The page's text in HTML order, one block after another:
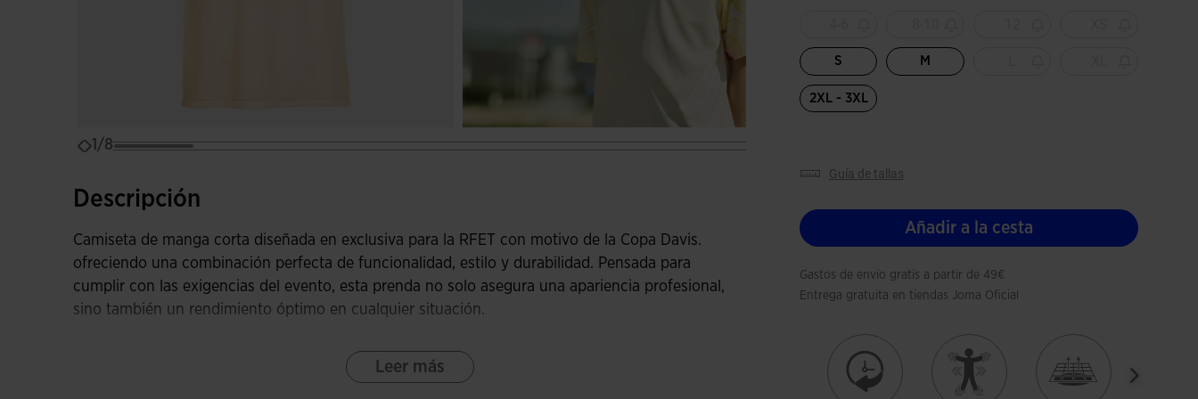
1/8
Descripción
Camiseta de manga corta diseñada en exclusiva para la RFET con motivo de la Copa Davis.
ofreciendo una combinación perfecta de funcionalidad, estilo y durabilidad. Pensada para
cumplir con las exigencias del evento, esta prenda no solo asegura una apariencia profesional,
sino también un rendimiento óptimo en cualquier situación.
El diseño sublimado en las mangas aporta un toque de originalidad y sofisticación, destacando
entre el resto de prendas deportivas. El cover tape elástico añade un extra de comodidad y
Leer más
S M
2XL - 3XL
guía de tallas
Añadir a la cesta
Gastos de envío gratis a partir de 49€
Entrega gratuita en tiendas Joma Oficial